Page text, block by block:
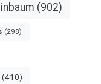
(902)
(298)
(410)